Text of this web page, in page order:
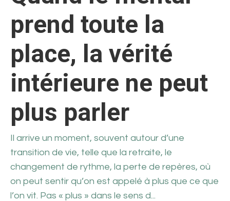
prend toute la
place, la vérité
intérieure ne peut
plus parler
Il arrive un moment, souvent autour d’une
transition de vie, telle que la retraite, le
changement de rythme, la perte de repères, où
on peut sentir qu’on est appelé à plus que ce que
l’on vit. Pas « plus » dans le sens d...